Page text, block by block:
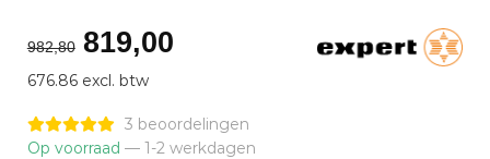
982,80 Oorspronkelijke
prijs
was:
€982,80.
819,00Huidige
€819,00.
676.86 excl. btw
3 beoordelingen
Op voorraad — 1-2 werkdagen